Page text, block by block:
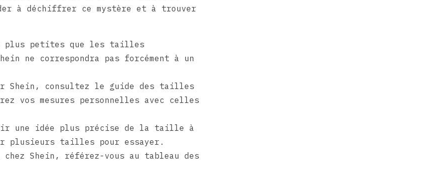
à déchiffrer ce mystère et à trouver
plus petites que les tailles
ne correspondra pas forcément à un
Shein, consultez le guide des tailles
vos mesures personnelles avec celles
une idée plus précise de la taille à
plusieurs tailles pour essayer.
Shein, référez-vous au tableau des